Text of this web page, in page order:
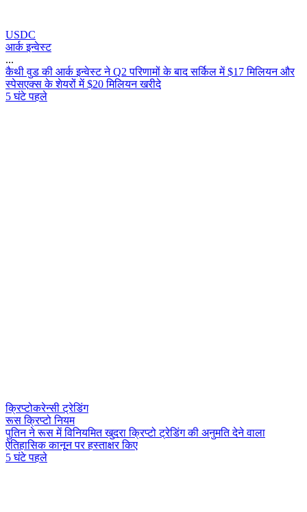
USDC
आर्क इन्वेस्ट
...
कथ वड क आर इनवसट न Q2 परणम क बद सरल म $1 7 मलयन और
सपसएकस क शयर म $20 मलयन खरद
5 घंटे पहले
क्रिप्टोकरेन्सी ट्रेडिंग
रूस क्रिप्टो नियम
पतन न रस म वनयमत खदर कपट टरडग क अनमत दन वल
ऐतहसक कनन पर हसतकर कए
5 घंटे पहले